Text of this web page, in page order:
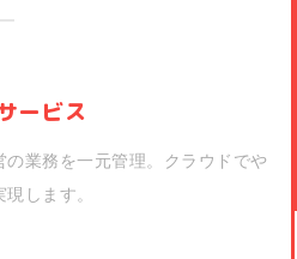
ービス
業務を一元管理。クラウドでや
します。